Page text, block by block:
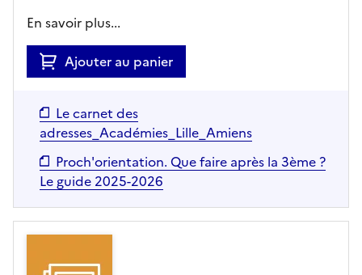
En savoir plus...
Ajouter au panier
Le carnet des
adresses_Académies_Lille_Amiens
Proch'orientation. Que faire après la 3ème ?
Le guide 2025-2026